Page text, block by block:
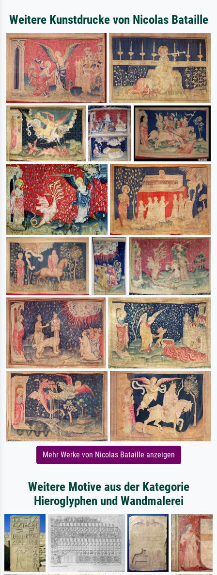
Weitere Kunstdrucke von Nicolas Bataille
Mehr Werke von Nicolas Bataille anzeigen
Weitere Motive aus der Kategorie
Hieroglyphen und Wandmalerei